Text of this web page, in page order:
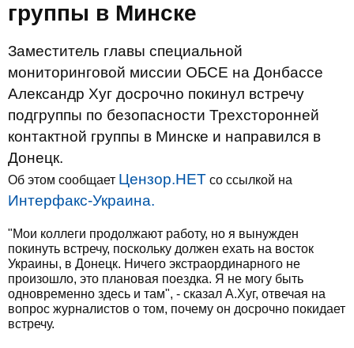
группы в Минске
Заместитель главы специальной
мониторинговой миссии ОБСЕ на Донбассе
Александр Хуг досрочно покинул встречу
подгруппы по безопасности Трехсторонней
контактной группы в Минске и направился в
Донецк.
Об этом сообщает Цензор.НЕТ со ссылкой на
Интерфакс-Украина.
"Мои коллеги продолжают работу, но я вынужден
покинуть встречу, поскольку должен ехать на восток
Украины, в Донецк. Ничего экстраординарного не
произошло, это плановая поездка. Я не могу быть
одновременно здесь и там", - сказал А.Хуг, отвечая на
вопрос журналистов о том, почему он досрочно покидает
встречу.